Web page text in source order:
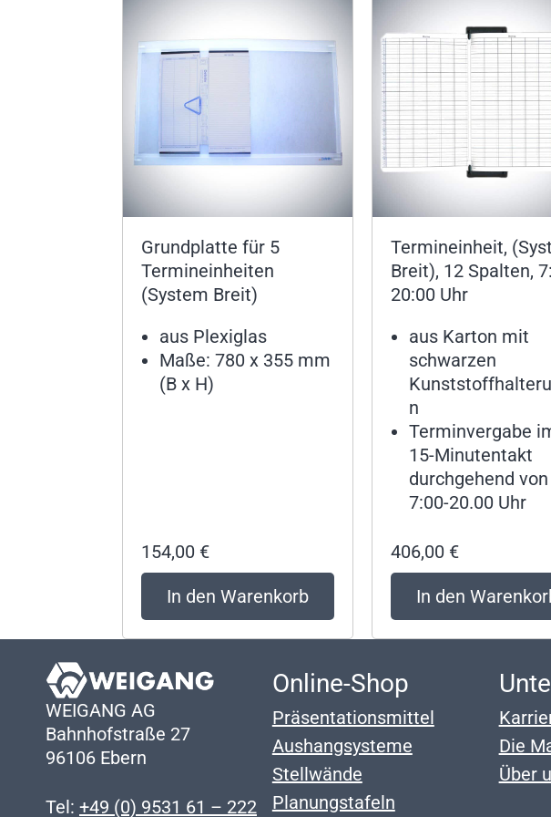
Grundplatte für 5
Termineinheiten
(System Breit)
aus Plexiglas
Maße: 780 x 355 mm
(B x H)
154,00 €
In den Warenkorb
Termineinheit,
Breit), 12 Spalten,
20:00 Uhr
aus Karton mit
schwarzen
n
Terminvergabe
15-Minutentakt
durchgehend von
7:00-20.00 Uhr
406,00 €
In den
WEIGANG AG
Bahnhofstraße 27
96106 Ebern
Tel: +49 (0) 9531 61 – 222
Online-Shop
Präsentationsmittel
Aushangsysteme
Stellwände
Planungstafeln
Die
Über